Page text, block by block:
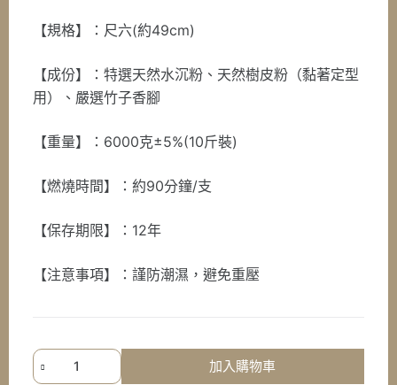
【規格】：尺六(約49cm)
【成份】：特選天然水沉粉、天然樹皮粉（黏著定型
用）、嚴選竹子香腳
【重量】：6000克±5%(10斤裝)
【燃燒時間】：約90分鐘/支
【保存期限】：12年
【注意事項】：謹防潮濕，避免重壓
《七
星
加入購物車